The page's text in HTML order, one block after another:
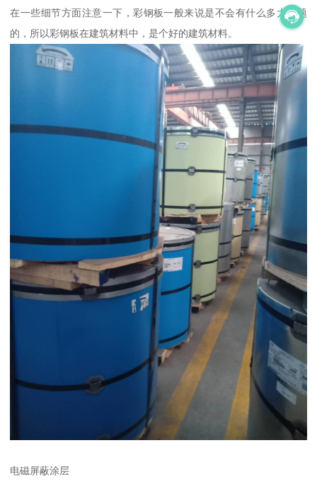
在一些细节方面注意一下，彩钢板一般来说是不会有什么多大问题
的，所以彩钢板在建筑材料中，是个好的建筑材料。
电磁屏蔽涂层